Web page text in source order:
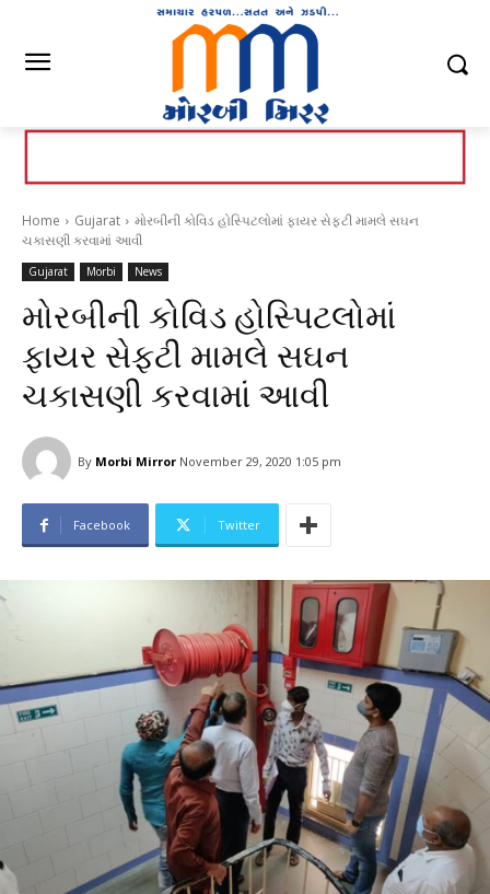
Home Gujarat
મોરબીની કોવિડ હોસ્પિટલોમાં ફાયર સેફટી મામલે સઘન
ચકાસણી કરવામાં આવી
Gujarat Morbi News
મોરબીની કોવિડ હોસ્પિટલોમાં
ફાયર સેફટી મામલે સઘન
ચકાસણી કરવામાં આવી
By Morbi Mirror November 29, 2020 1:05 pm
Facebook Twitter